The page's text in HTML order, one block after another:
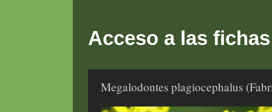
Acceso a las
Megalodontes plagiocephalus